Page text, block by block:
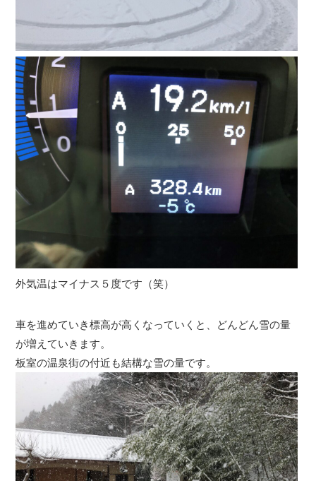
外気温はマイナス５度です（笑）
車を進めていき標高が高くなっていくと、どんどん雪の量
が増えていきます。
板室の温泉街の付近も結構な雪の量です。